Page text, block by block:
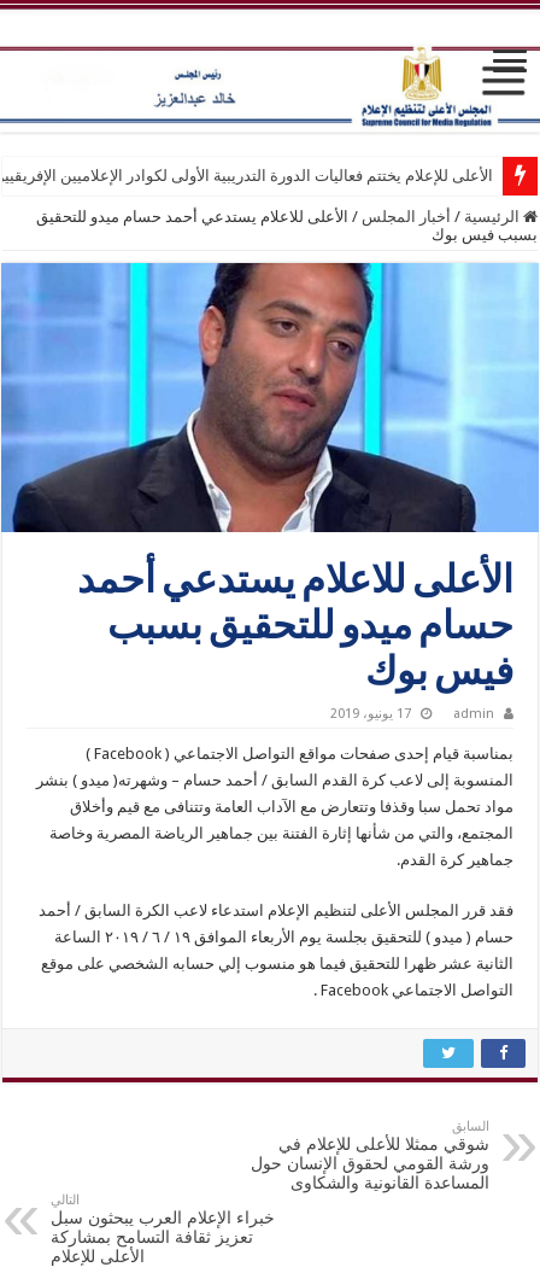
الأعلى للإعلام يختتم فعاليات الدورة التدريبية الأولى لكوادر الإعلاميين
الرئيسية / أخبار المجلس / الأعلى للاعلام يستدعي أحمد حسام ميدو للتحقيق
بسبب فيس بوك
الأعلى للاعلام يستدعي أحمد
حسام ميدو للتحقيق بسبب
فيس بوك
admin 17 يونيو، 2019
بمناسبة قيام إحدى صفحات مواقع التواصل الاجتماعي ( Facebook )
المنسوبة إلى لاعب كرة القدم السابق / أحمد حسام – وشهرته( ميدو ) بنشر
مواد تحمل سبا وقذفا وتتعارض مع الآداب العامة وتتنافى مع قيم وأخلاق
المجتمع، والتي من شأنها إثارة الفتنة بين جماهير الرياضة المصرية وخاصة
جماهير كرة القدم.
فقد قرر المجلس الأعلى لتنظيم الإعلام استدعاء لاعب الكرة السابق / أحمد
حسام ( ميدو ) للتحقيق بجلسة يوم الأربعاء الموافق ١٩ / ٦ / ٢٠١٩ الساعة
الثانية عشر ظهرا للتحقيق فيما هو منسوب إلي حسابه الشخصي على موقع
التواصل الاجتماعي Facebook .
السابق
شوقي ممثلا للأعلى للإعلام في
ورشة القومي لحقوق الإنسان حول
المساعدة القانونية والشكاوى
التالي
خبراء الإعلام العرب يبحثون سبل
تعزيز ثقافة التسامح بمشاركة
الأعلى للإعلام